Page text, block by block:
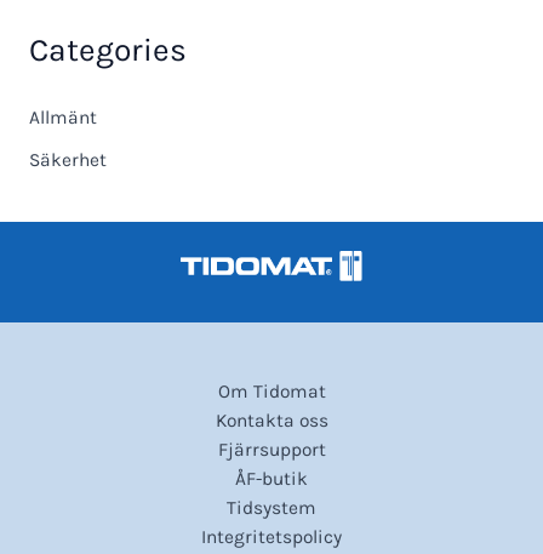
Categories
Allmänt
Säkerhet
Om Tidomat
Kontakta oss
Fjärrsupport
ÅF-butik
Tidsystem
Integritetspolicy